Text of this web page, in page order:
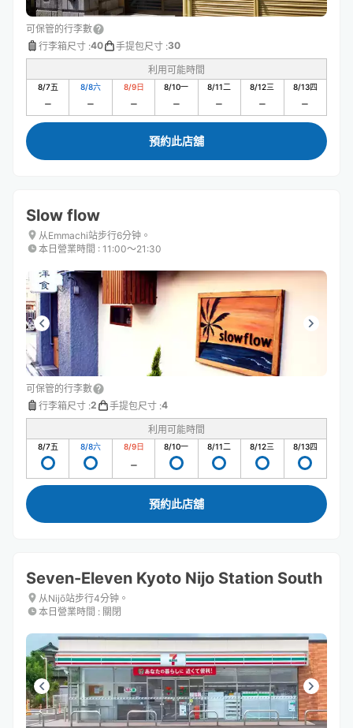
可保管的行李數
行李箱尺寸 :40 手提包尺寸 :30
利用可能時間
8/7五 8/8六 8/9日 8/10一 8/11二 8/12三 8/13四
預約此店舖
Slow flow
从Emmachi站步行6分钟。
本日營業時間 : 11:00〜21:30
可保管的行李數
行李箱尺寸 :2 手提包尺寸 :4
利用可能時間
8/7五 8/8六 8/9日 8/10一 8/11二 8/12三 8/13四
預約此店舖
Seven-Eleven Kyoto Nijo Station South
从Nijō站步行4分钟。
本日營業時間 : 關閉